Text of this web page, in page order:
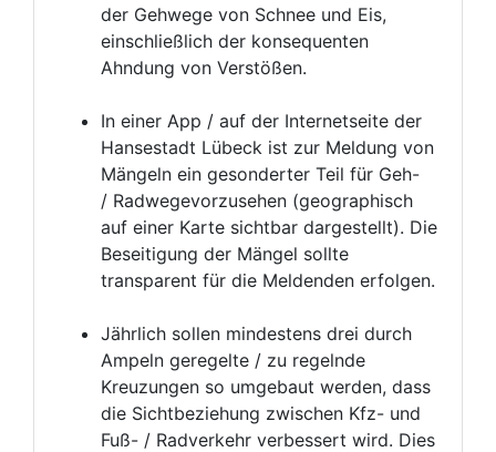
der Gehwege von Schnee und Eis,
einschließlich der konsequenten
Ahndung von Verstößen.
In einer App / auf der Internetseite der
Hansestadt Lübeck ist zur Meldung von
Mängeln ein gesonderter Teil für Geh-
/ Radwegevorzusehen (geographisch
auf einer Karte sichtbar dargestellt). Die
Beseitigung der Mängel sollte
transparent für die Meldenden erfolgen.
Jährlich sollen mindestens drei durch
Ampeln geregelte / zu regelnde
Kreuzungen so umgebaut werden, dass
die Sichtbeziehung zwischen Kfz- und
Fuß- / Radverkehr verbessert wird. Dies